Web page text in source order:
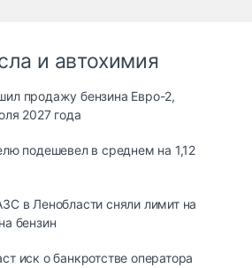
и автохимия
продажу бензина Евро-2,
2027 года
подешевел в среднем на 1,12
в Ленобласти сняли лимит на
бензин
иск о банкротстве оператора